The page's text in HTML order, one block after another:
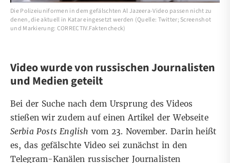
Die Polizeiuniformen in dem gefälschten Al Jazeera-Video passen nicht zu
denen, die aktuell in Katar eingesetzt werden (Quelle: Twitter; Screenshot
und Markierung: CORRECTIV.Faktencheck)
Video wurde von russischen Journalisten
und Medien geteilt
Bei der Suche nach dem Ursprung des Videos
stießen wir zudem auf einen Artikel der Webseite
Serbia Posts English vom 23. November. Darin heißt
es, das gefälschte Video sei zunächst in den
Telegram-Kanälen russischer Journalisten